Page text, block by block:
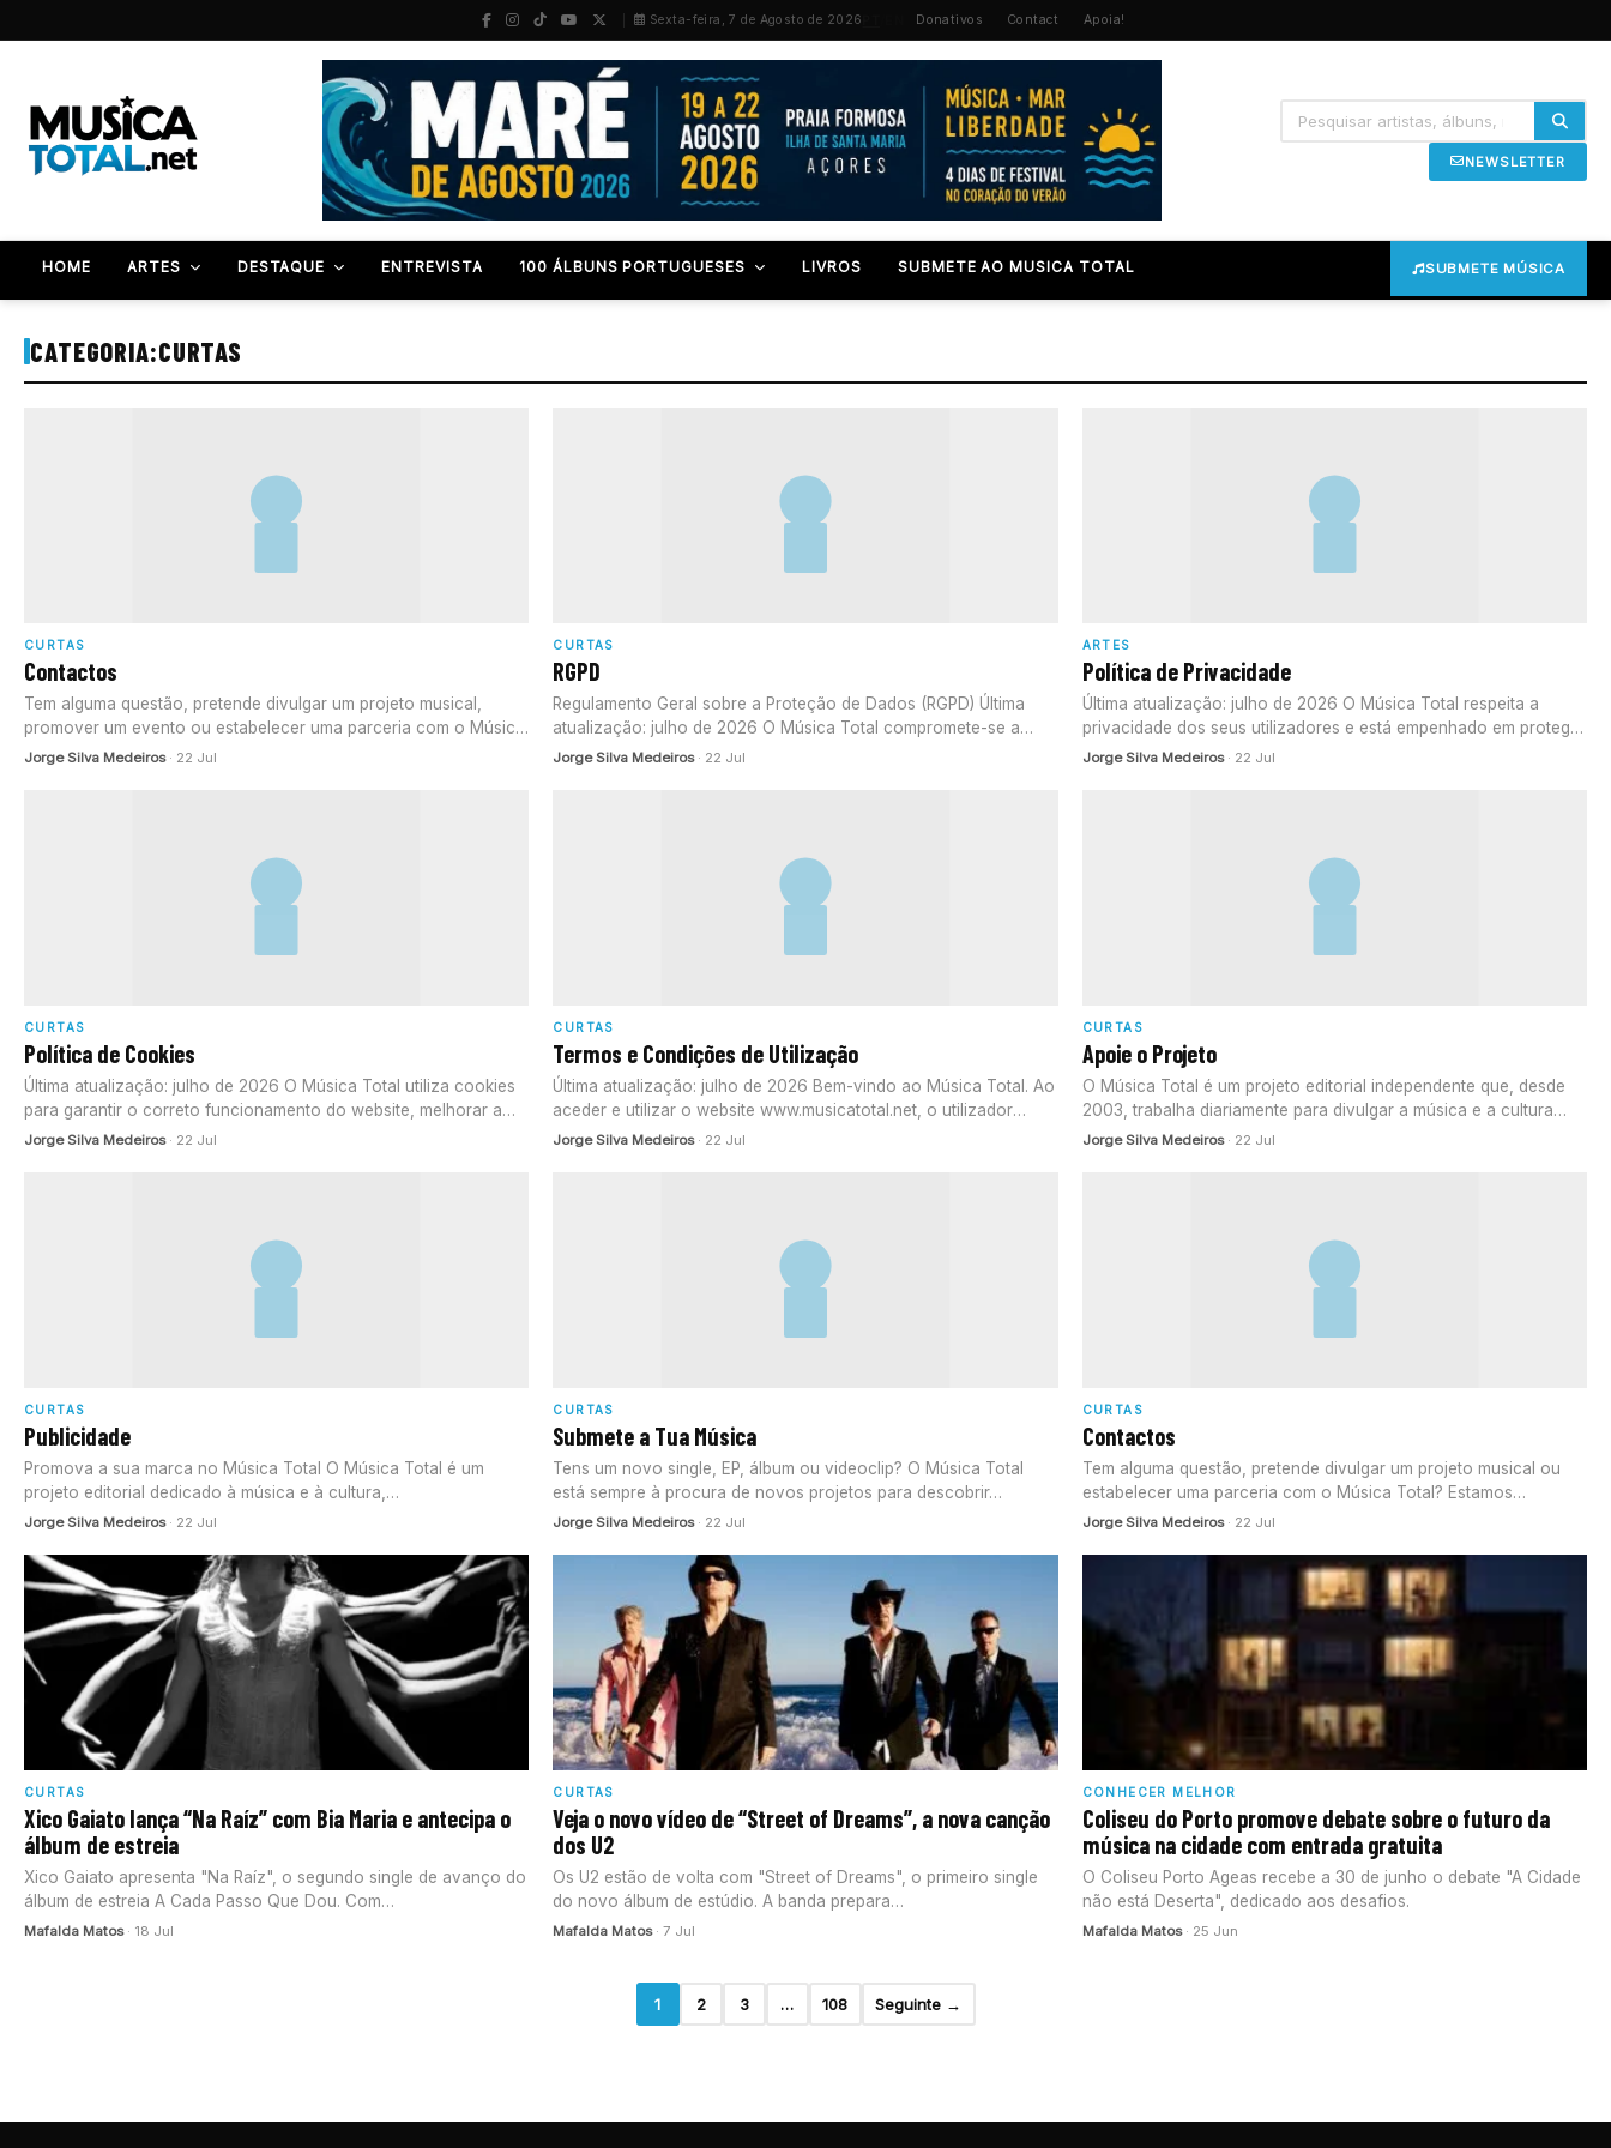
Sexta-feira, 7 de Agosto de 2026 Donativos Contact Apoia!
NEWSLETTER
HOME ARTES DESTAQUE ENTREVISTA 100 ÁLBUNS PORTUGUESES LIVROS SUBMETE AO MUSICA TOTAL SUBMETE MÚSICA
CATEGORIA:CURTAS
CURTAS
Contactos
Tem alguma questão, pretende divulgar um projeto musical,
promover um evento ou estabelecer uma parceria com o Música
Total? Estamos…
Jorge Silva Medeiros· 22 Jul
CURTAS
RGPD
Regulamento Geral sobre a Proteção de Dados (RGPD) Última
atualização: julho de 2026 O Música Total compromete-se a
proteger a…
Jorge Silva Medeiros· 22 Jul
ARTES
Política de Privacidade
Última atualização: julho de 2026 O Música Total respeita a
privacidade dos seus utilizadores e está empenhado em proteger
os…
Jorge Silva Medeiros· 22 Jul
CURTAS
Política de Cookies
Última atualização: julho de 2026 O Música Total utiliza cookies
para garantir o correto funcionamento do website, melhorar a
experiência…
Jorge Silva Medeiros· 22 Jul
CURTAS
Termos e Condições de Utilização
Última atualização: julho de 2026 Bem-vindo ao Música Total. Ao
aceder e utilizar o website www.musicatotal.net, o utilizador
aceita os…
Jorge Silva Medeiros· 22 Jul
CURTAS
Apoie o Projeto
O Música Total é um projeto editorial independente que, desde
2003, trabalha diariamente para divulgar a música e a cultura…
Jorge Silva Medeiros· 22 Jul
CURTAS
Publicidade
Promova a sua marca no Música Total O Música Total é um
projeto editorial dedicado à música e à cultura,…
Jorge Silva Medeiros· 22 Jul
CURTAS
Submete a Tua Música
Tens um novo single, EP, álbum ou videoclip? O Música Total
está sempre à procura de novos projetos para descobrir…
Jorge Silva Medeiros· 22 Jul
CURTAS
Contactos
Tem alguma questão, pretende divulgar um projeto musical ou
estabelecer uma parceria com o Música Total? Estamos
disponíveis para o…
Jorge Silva Medeiros· 22 Jul
CURTAS
Xico Gaiato lança “Na Raíz” com Bia Maria e antecipa o
álbum de estreia
Xico Gaiato apresenta "Na Raíz", o segundo single de avanço do
álbum de estreia A Cada Passo Que Dou. Com…
Mafalda Matos· 18 Jul
CURTAS
Veja o novo vídeo de “Street of Dreams”, a nova canção
dos U2
Os U2 estão de volta com "Street of Dreams", o primeiro single
do novo álbum de estúdio. A banda prepara…
Mafalda Matos· 7 Jul
CONHECER MELHOR
Coliseu do Porto promove debate sobre o futuro da
música na cidade com entrada gratuita
O Coliseu Porto Ageas recebe a 30 de junho o debate "A Cidade
não está Deserta", dedicado aos desafios.
Mafalda Matos· 25 Jun
1 2 3 … 108 Seguinte →